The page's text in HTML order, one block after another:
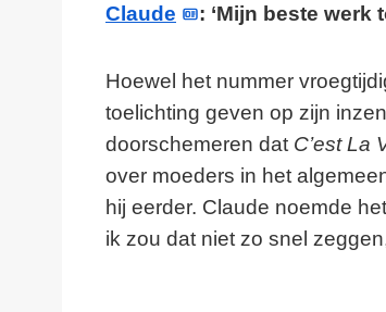
Claude : ‘Mijn beste werk
Hoewel het nummer
toelichting geven op zijn
doorschemeren dat C’est La
over moeders in het
hij eerder. Claude noemde
ik zou dat niet zo snel